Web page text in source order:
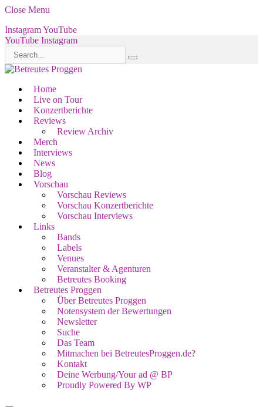
Close Menu
InstagramYouTube
YouTube Instagram
Home
Live on Tour
Konzertberichte
Reviews
Review Archiv
Merch
Interviews
News
Blog
Vorschau
Vorschau Reviews
Vorschau Konzertberichte
Vorschau Interviews
Links
Bands
Labels
Venues
Veranstalter & Agenturen
Betreutes Booking
Betreutes Proggen
Über Betreutes Proggen
Notensystem der Bewertungen
Newsletter
Suche
Das Team
Mitmachen bei BetreutesProggen.de?
Kontakt
Deine Werbung/Your ad @ BP
Proudly Powered By WP